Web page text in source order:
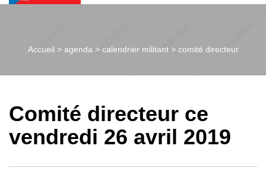
Accueil >agenda > calendrier militant > comité directeur
Comité directeur ce
vendredi 26 avril 2019